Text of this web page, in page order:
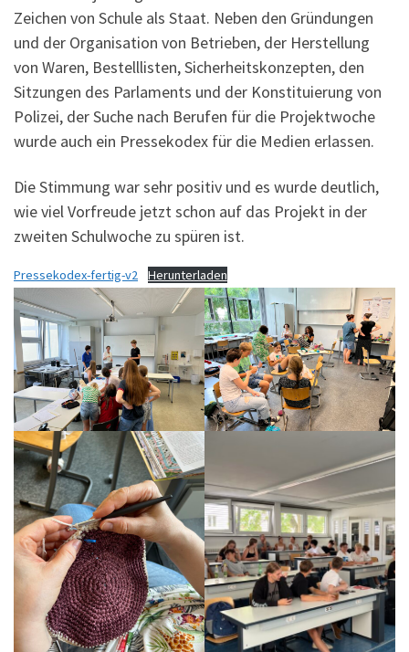
Zeichen von Schule als Staat. Neben den Gründungen
und der Organisation von Betrieben, der Herstellung
von Waren, Bestelllisten, Sicherheitskonzepten, den
Sitzungen des Parlaments und der Konstituierung von
Polizei, der Suche nach Berufen für die Projektwoche
wurde auch ein Pressekodex für die Medien erlassen.
Die Stimmung war sehr positiv und es wurde deutlich,
wie viel Vorfreude jetzt schon auf das Projekt in der
zweiten Schulwoche zu spüren ist.
Pressekodex-fertig-v2 Herunterladen